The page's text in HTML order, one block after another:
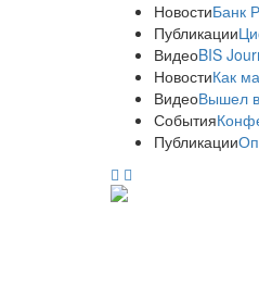
НовостиБанк
Публикации
ВидеоBIS
НовостиКак
ВидеоВышел
События
Публикации